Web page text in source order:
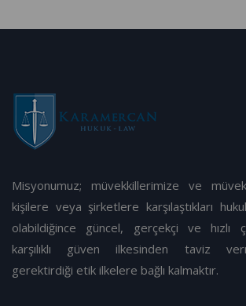
Misyonumuz; müvekkillerimize ve
kişilere veya şirketlere karşılaştıkları
olabildiğince güncel, gerçekçi ve hızlı
karşılıklı güven ilkesinden taviz
gerektirdiği etik ilkelere bağlı kalmaktır.